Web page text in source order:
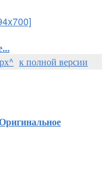
к полной версии